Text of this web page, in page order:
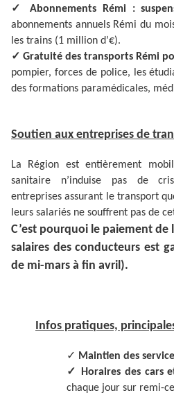
✓ Abonnements Rémi :
abonnements annuels Rémi du
les trains (1 million d’€).
✓ Gratuité des transports Rémi
pompier, forces de police, les
des formations paramédicales,
Soutien aux entreprises de
La Région est entièrement
sanitaire n’induise pas de
entreprises assurant le transport
leurs salariés ne souffrent pas de
C’est pourquoi le paiement de
salaires des conducteurs est
de mi-mars à fin avril).
Infos pratiques,
✓ Maintien des
✓ Horaires des cars
chaque jour sur remi-